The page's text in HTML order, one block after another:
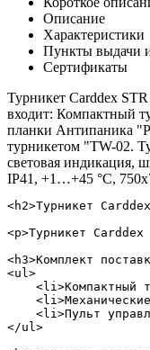
Описание
Характеристики
Пункты выдачи
Сертификаты
Турникет Carddex
входит: Компактный
планки Антипаника
турникетом "TW-02.
световая индикация,
IP41, +1…+45 °С,
<h2>Турникет
<p>Турникет
<h3>Комплект
<ul>
<li>Компактный
<li>Пульт
</ul>